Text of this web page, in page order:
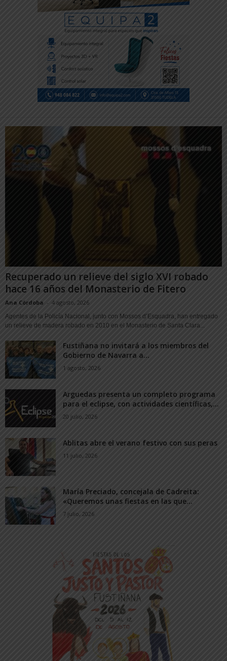
Recuperado un relieve del siglo XVI robado
hace 16 años del Monasterio de Fitero
Ana Córdoba - 4 agosto, 2026
Agentes de la Policía Nacional, junto con Mossos d’Esquadra, han entregado
un relieve de madera robado en 2010 en el Monasterio de Santa Clara...
Fustiñana no invitará a los miembros del
Gobierno de Navarra a...
1 agosto, 2026
Arguedas presenta un completo programa
para el eclipse, con actividades científicas,...
20 julio, 2026
Ablitas abre el verano festivo con sus peras
11 julio, 2026
María Preciado, concejala de Cadreita:
«Queremos unas fiestas en las que...
7 julio, 2026